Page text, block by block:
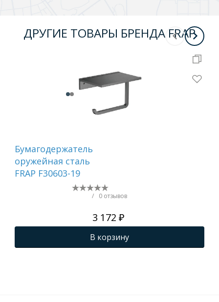
ДРУГИЕ ТОВАРЫ БРЕНДА FRAP
Бумагодержатель
оружейная сталь
FRAP F30603-19
/ 0 отзывов
3 172 ₽
В корзину